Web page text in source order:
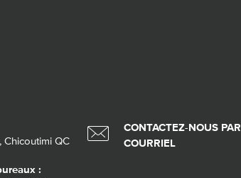
Chicoutimi QC
:
CONTACTEZ-NOUS PAR
COURRIEL